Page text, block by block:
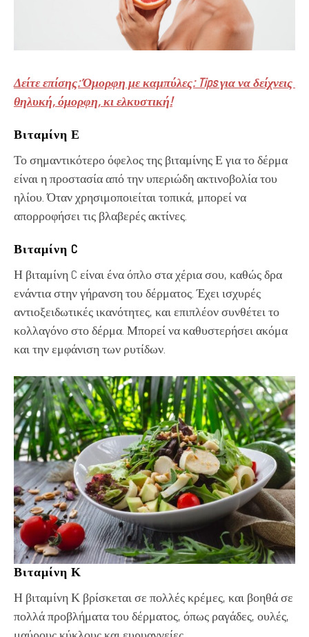
Δείτε επίσης: Όμορφη με καμπύλες: Tips για να δείχνεις
θηλυκή, όμορφη, κι ελκυστική!
Βιταμίνη Ε
Το σημαντικότερο όφελος της βιταμίνης Ε για το δέρμα
είναι η προστασία από την υπεριώδη ακτινοβολία του
ηλίου. Όταν χρησιμοποιείται τοπικά, μπορεί να
απορροφήσει τις βλαβερές ακτίνες.
Βιταμίνη C
Η βιταμίνη C είναι ένα όπλο στα χέρια σου, καθώς δρα
ενάντια στην γήρανση του δέρματος. Έχει ισχυρές
αντιοξειδωτικές ικανότητες, και επιπλέον συνθέτει το
κολλαγόνο στο δέρμα. Μπορεί να καθυστερήσει ακόμα
και την εμφάνιση των ρυτίδων.
Βιταμίνη Κ
Η βιταμίνη Κ βρίσκεται σε πολλές κρέμες, και βοηθά σε
πολλά προβλήματα του δέρματος, όπως ραγάδες, ουλές,